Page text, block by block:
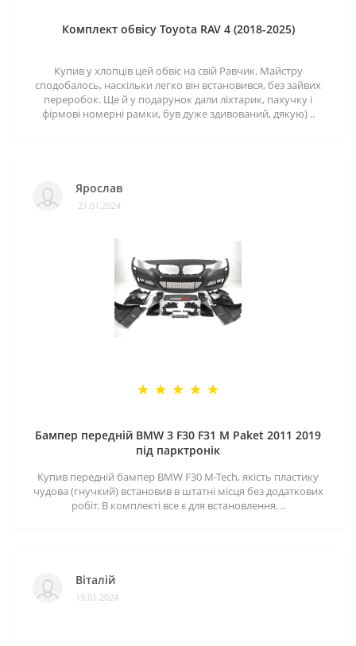
Комплект обвісу Toyota RAV 4 (2018-2025)
Купив у хлопців цей обвіс на свій Равчик. Майстру
сподобалось, наскільки легко він встановився, без зайвих
переробок. Ще й у подарунок дали ліхтарик, пахучку і
фірмові номерні рамки, був дуже здивований, дякую) ..
Ярослав
21.01.2024
Бампер передній BMW 3 F30 F31 M Paket 2011 2019
під парктронік
Купив передній бампер BMW F30 M-Tech, якість пластику
чудова (гнучкий) встановив в штатні місця без додаткових
робіт. В комплекті все є для встановлення. ..
Віталій
19.01.2024